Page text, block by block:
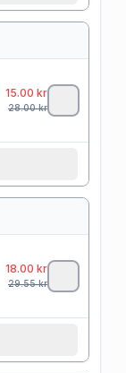
15.00 kr
28.00kr
18.00 kr
29.55kr